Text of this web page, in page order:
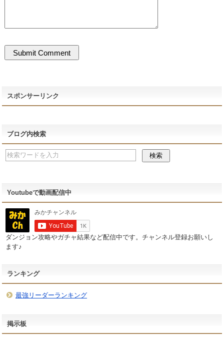
スポンサーリンク
ブログ内検索
Youtubeで動画配信中
ダンジョン攻略やガチャ結果など配信中です。チャンネル登録お願いし
ます♪
ランキング
最強リーダーランキング
掲示板